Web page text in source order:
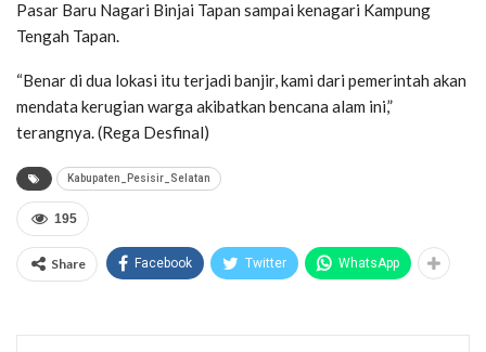
Pasar Baru Nagari Binjai Tapan sampai kenagari Kampung
Tengah Tapan.
“Benar di dua lokasi itu terjadi banjir, kami dari pemerintah akan
mendata kerugian warga akibatkan bencana alam ini,”
terangnya. (Rega Desfinal)
Kabupaten_Pesisir_Selatan
195
Share Facebook Twitter WhatsApp